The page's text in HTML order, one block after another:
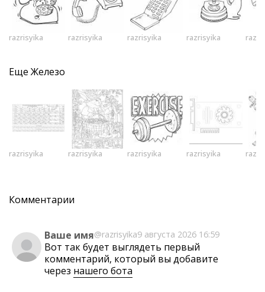
razrisyika razrisyika razrisyika razrisyika
Еще Железо
razrisyika razrisyika razrisyika razrisyika
Комментарии
Ваше имя@razrisyika9 августа 2026 16:59
Вот так будет выглядеть первый
комментарий, который вы добавите
через нашего бота